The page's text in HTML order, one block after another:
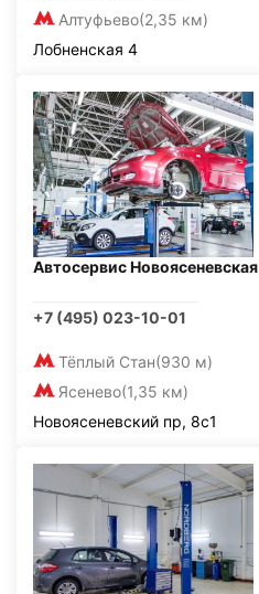
Алтуфьево(2,35 км)
Лобненская 4
Автосервис Новоясеневская
+7 (495) 023-10-01
Тёплый Стан(930 м)
Ясенево(1,35 км)
Новоясеневский пр, 8с1